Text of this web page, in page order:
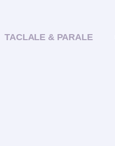
TACLALE & PARALE